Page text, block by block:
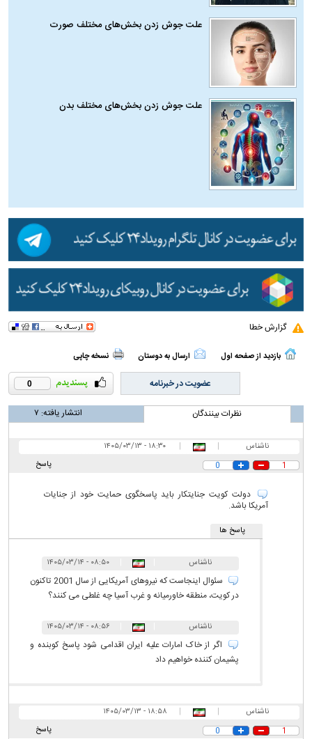
علت جوش زدن بخش‌های مختلف صورت
علت جوش زدن بخش‌های مختلف بدن
گزارش خطا
بازدید از صفحه اول ارسال به دوستان نسخه چاپی
0 عضویت در خبرنامه
نظرات بینندگان انتشار یافته: ۷
ناشناس |
|
۱۸:۳۰ - ۱۴۰۵/۰۳/۱۳
پاسخ
1
0
دولت کویت جنایتکار باید پاسخگوی حمایت خود از جنایات
آمریکا باشد.
پاسخ ها
ناشناس ۰۸:۵۰ - ۱۴۰۵/۰۳/۱۴
سئوال اینجاست که نیرو‌های آمریکایی از سال 2001 تاکنون
در کویت، منطقه خاورمیانه و غرب آسیا چه غلطی می کنند؟
ناشناس ۰۸:۵۶ - ۱۴۰۵/۰۳/۱۴
اگر از خاک امارات علیه ایران اقدامی شود پاسخ کوبنده و
پشیمان کننده خواهیم داد
ناشناس |
|
۱۸:۵۸ - ۱۴۰۵/۰۳/۱۳
پاسخ
1
0